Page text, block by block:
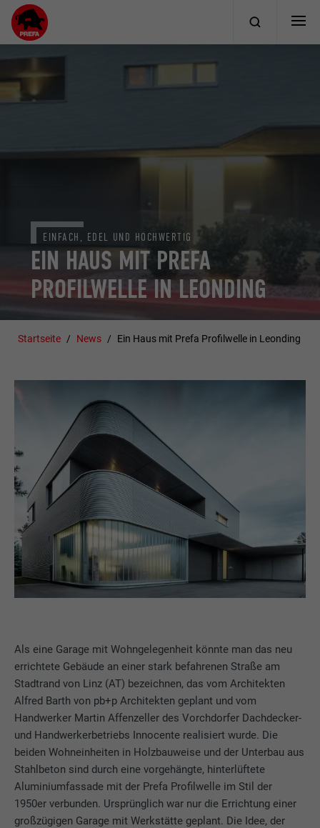
EIN HAUS MIT PREFA
PROFILWELLE IN LEONDING
EINFACH, EDEL UND HOCHWERTIG
Startseite News Ein Haus mit Prefa Profilwelle in Leonding
Als eine Garage mit Wohngelegenheit könnte man das neu
errichtete Gebäude an einer stark befahrenen Straße am
Stadtrand von Linz (AT) bezeichnen, das vom Architekten
Alfred Barth von pb+p Architekten geplant und vom
Handwerker Martin Affenzeller des Vorchdorfer Dachdecker-
und Handwerkerbetriebs Innocente realisiert wurde. Die
beiden Wohneinheiten in Holzbauweise und der Unterbau aus
Stahlbeton sind durch eine vorgehängte, hinterlüftete
Aluminiumfassade mit der Prefa Profilwelle im Stil der
1950er verbunden. Ursprünglich war nur die Errichtung einer
großzügigen Garage mit Werkstätte geplant. Die Idee, der